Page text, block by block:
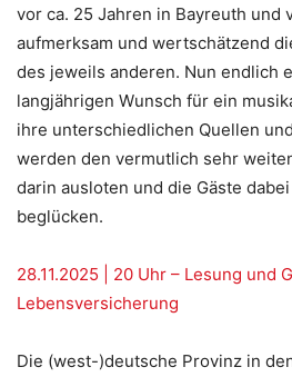
vor ca. 25 Jahren in Bayreuth und
aufmerksam und wertschätzend
des jeweils anderen. Nun endlich
langjährigen Wunsch für ein
ihre unterschiedlichen Quellen
werden den vermutlich sehr
darin ausloten und die Gäste
beglücken.
28.11.2025 | 20 Uhr – Lesung und
Lebensversicherung
Die (west-)deutsche Provinz in